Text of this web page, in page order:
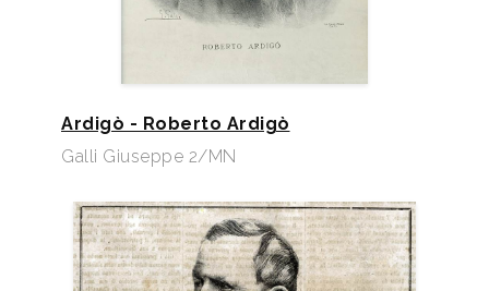
Ardigò - Roberto Ardigò
Galli Giuseppe 2/MN